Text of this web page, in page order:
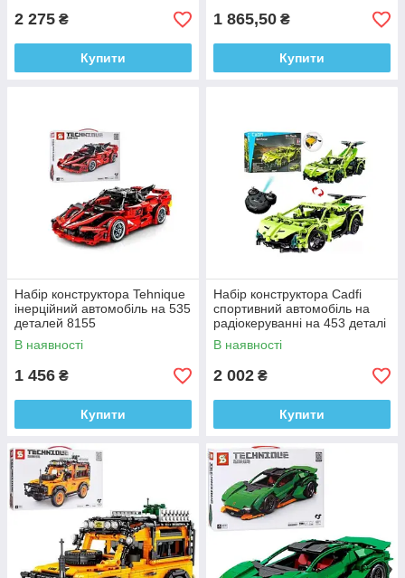
2 275 ₴
Купити
1 865,50 ₴
Купити
Набір конструктора Tehnique
інерційний автомобіль на 535
деталей 8155
В наявності
1 456 ₴
Купити
Набір конструктора Cadfi
спортивний автомобіль на
радіокеруванні на 453 деталі
C51007W
В наявності
2 002 ₴
Купити